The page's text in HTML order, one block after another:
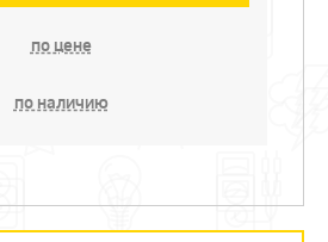
по цене
по наличию